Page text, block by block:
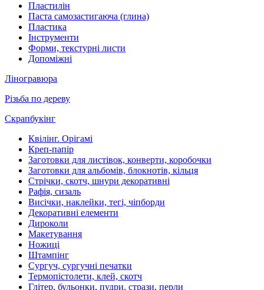
Пластилін
Паста самозастигаюча (глина)
Пластика
Інструменти
Форми, текстурні листи
Допоміжні
Ліногравюра
Різьба по дереву
Скрапбукінг
Квілінг. Орігамі
Креп-папір
Заготовки для листівок, конверти, коробочки
Заготовки для альбомів, блокнотів, кільця
Стрічки, скотч, шнури декоративні
Рафія, сизаль
Висічки, наклейки, тегі, чіпборди
Декоративні елементи
Дироколи
Макетування
Ножиці
Штампінг
Сургуч, сургучні печатки
Термопістолети, клей, скотч
Глітер, бульонки, пудри, стрази, перли